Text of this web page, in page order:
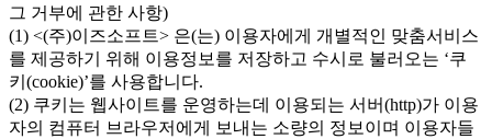
그 거부에 관한 사항)
(1) <(주)이즈소프트> 은(는) 이용자에게 개별적인 맞춤서비스
를 제공하기 위해 이용정보를 저장하고 수시로 불러오는 ‘쿠
키(cookie)’를 사용합니다.
(2) 쿠키는 웹사이트를 운영하는데 이용되는 서버(http)가 이용
자의 컴퓨터 브라우저에게 보내는 소량의 정보이며 이용자들